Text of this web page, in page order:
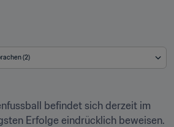
(2)
befindet sich derzeit im
Erfolge eindrücklich beweisen.